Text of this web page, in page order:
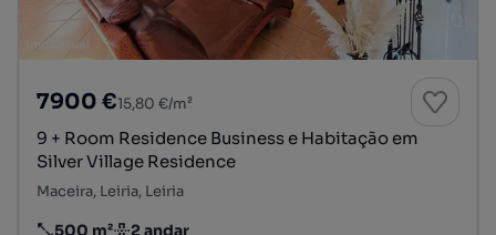
7900 €15,80 €/m²
9 + Room Residence Business e Habitação em
Silver Village Residence
Maceira, Leiria, Leiria
500 m² 2 andar